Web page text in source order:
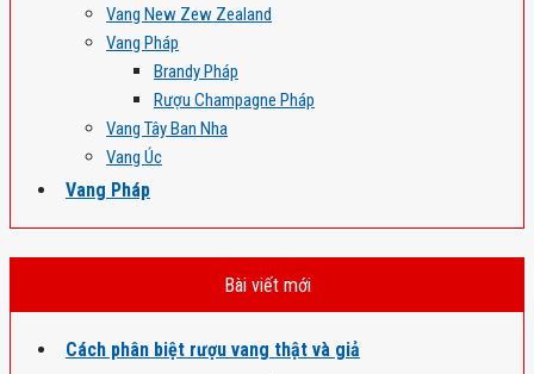
Vang New Zew Zealand
Vang Pháp
Brandy Pháp
Rượu Champagne Pháp
Vang Tây Ban Nha
Vang Úc
Vang Pháp
Bài viết mới
Cách phân biệt rượu vang thật và giả